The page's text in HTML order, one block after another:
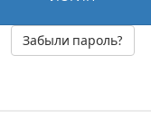
Забыли пароль?